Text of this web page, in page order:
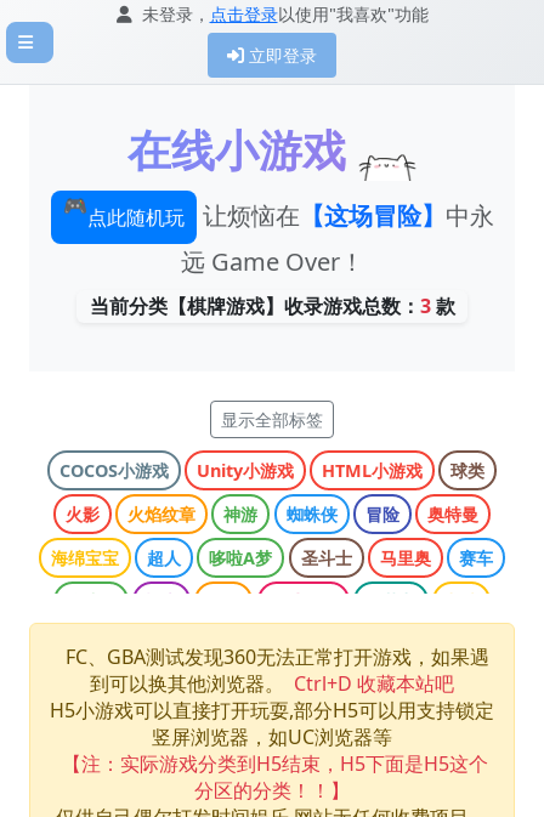
未登录， 点击登录以使用"我喜欢"功能
立即登录
在线小游戏
🎮点此随机玩 让烦恼在 【这场冒险】 中永
远 Game Over！
当前分类【棋牌游戏】收录游戏总数： 3款
显示全部标签
COCOS小游戏 Unity小游戏 HTML小游戏
球类
火影
火焰纹章 神游 蜘蛛侠 冒险
奥特曼
海绵宝宝
超人 哆啦A梦 圣斗士 马里奥
赛车
口袋妖怪
侠盗猎车 光明之魂 哈利波特
忍者神龟
快打旋风
拳皇 数码宝贝 最终幻想
洛克人
海贼王
游戏王
FC、GBA测试发现360无法正常打开游戏，如果遇
到可以换其他浏览器。
Ctrl+D 收藏本站吧
H5小游戏可以直接打开玩耍,部分H5可以用支持锁定
竖屏浏览器，如UC浏览器等
【注：实际游戏分类到H5结束，H5下面是H5这个
分区的分类！！】